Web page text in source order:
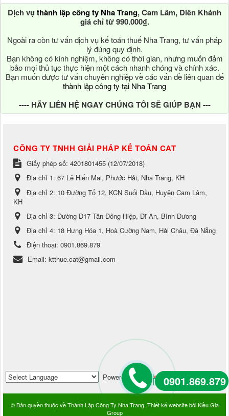
Dịch vụ thành lập công ty Nha Trang, Cam Lâm, Diên Khánh
giá chỉ từ 990.000₫.
Ngoài ra còn tư vấn dịch vụ kế toán thuế Nha Trang, tư vấn pháp
lý đúng quy định.
Bạn không có kinh nghiệm, không có thời gian, nhưng muốn đảm
bảo mọi thủ tục thực hiện một cách nhanh chóng và chính xác.
Bạn muốn được tư vấn chuyên nghiệp về các vấn đề liên quan đế
thành lập công ty tại Nha Trang
---- HÃY LIÊN HỆ NGAY CHÚNG TÔI SẼ GIÚP BẠN ---
CÔNG TY TNHH GIẢI PHÁP KẾ TOÁN CAT
Giấy phép số: 4201801455 (12/07/2018)
Địa chỉ 1: 67 Lê Hiến Mai, Phước Hải, Nha Trang, KH
Địa chỉ 2: 10 Đường Tổ 12, KCN Suối Dầu, Huyện Cam Lâm,
KH
Địa chỉ 3: Đường D17 Tân Đông Hiệp, Dĩ An, Bình Dương
Địa chỉ 4: 18 Hưng Hóa 1, Hoà Cường Nam, Hải Châu, Đà Nẵng
Điện thoại: 0901.869.879
Email: ktthue.cat@gmail.com
Powered by Translate
© Bản quyền thuộc vềThành Lập Công Ty Nha Trang. Thiết kế websitebởiKiều Gia
Group
0901.869.879